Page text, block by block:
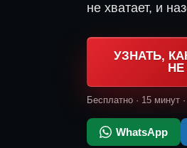
не хватает, и
УЗНАТЬ,
НЕ
Бесплатно · 15 минут
WhatsApp